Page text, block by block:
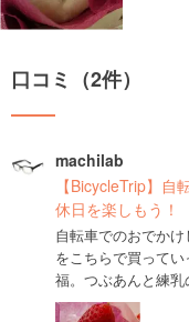
口コミ（2件）
machilab
【BicycleTrip】
休日を楽しもう！
自転車でのおでか
をこちらで買って
福。つぶあんと練乳